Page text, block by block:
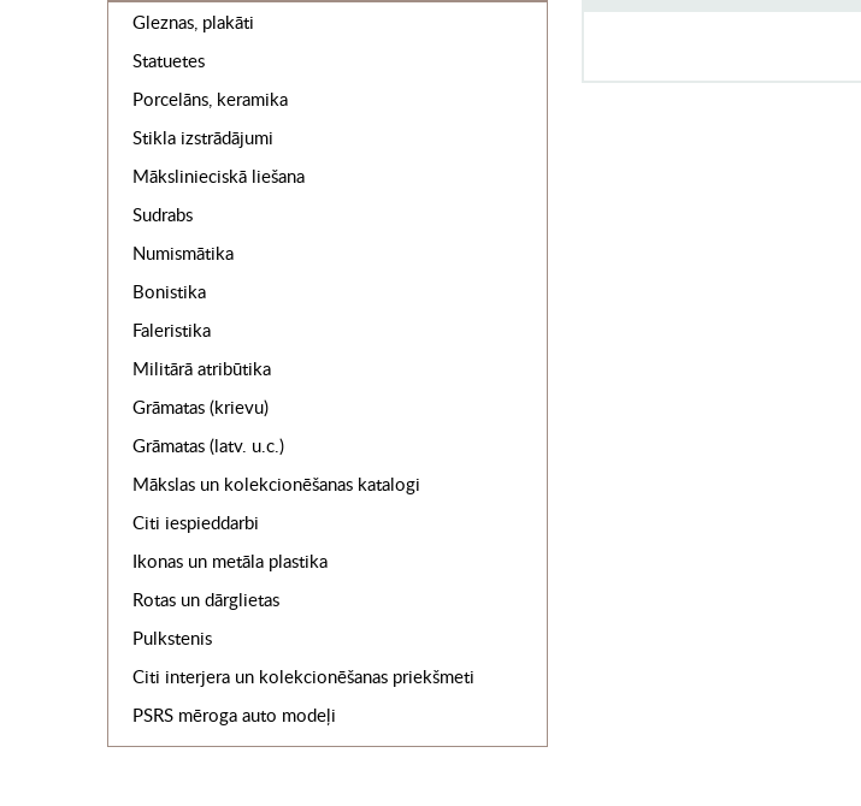
Gleznas, plakāti
Statuetes
Porcelāns, keramika
Stikla izstrādājumi
Mākslinieciskā liešana
Sudrabs
Numismātika
Bonistika
Faleristika
Militārā atribūtika
Grāmatas (krievu)
Grāmatas (latv. u.c.)
Mākslas un kolekcionēšanas katalogi
Citi iespieddarbi
Ikonas un metāla plastika
Rotas un dārglietas
Pulkstenis
Citi interjera un kolekcionēšanas priekšmeti
PSRS mēroga auto modeļi